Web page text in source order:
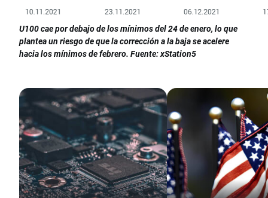
U100 cae por debajo de los mínimos del 24 de enero, lo que
plantea un riesgo de que la corrección a la baja se acelere
hacia los mínimos de febrero. Fuente: xStation5